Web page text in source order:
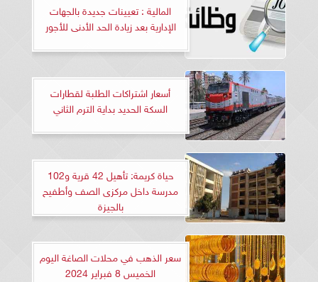
المالية : تعيينات جديدة بالجهات
الإدارية بعد زيادة الحد الأدنى للأجور
أسعار اشتراكات الطلبة لقطارات
السكة الحديد بداية الترم الثاني
حياة كريمة: تأهيل 42 قرية و102
مدرسة داخل مركزى الصف وأطفيح
بالجيزة
سعر الذهب في محلات الصاغة اليوم
الخميس 8 فبراير 2024